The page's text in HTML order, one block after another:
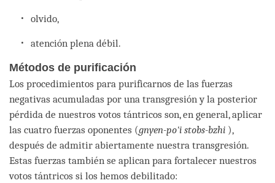
olvido,
atención plena débil.
Métodos de purificación
Los procedimientos para purificarnos de las fuerzas
negativas acumuladas por una transgresión y la posterior
pérdida de nuestros votos tántricos son, en general, aplicar
las cuatro fuerzas oponentes (gnyen-po'i stobs-bzhi ),
después de admitir abiertamente nuestra transgresión.
Estas fuerzas también se aplican para fortalecer nuestros
votos tántricos si los hemos debilitado: